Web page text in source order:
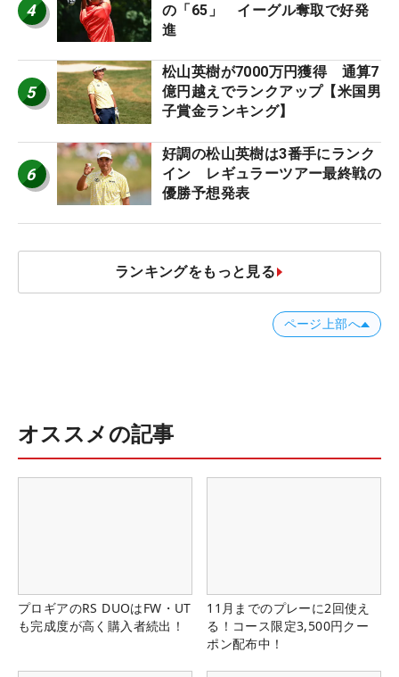
4
の「65」 イーグル奪取で好発
進
5
松山英樹が7000万円獲得 通算7
億円越えでランクアップ【米国男
子賞金ランキング】
6
好調の松山英樹は3番手にランク
イン レギュラーツアー最終戦の
優勝予想発表
ランキングをもっと見る
ページ上部へ
オススメの記事
プロギアのRS DUOはFW・UT
も完成度が高く購入者続出！
11月までのプレーに2回使え
る！コース限定3,500円クー
ポン配布中！